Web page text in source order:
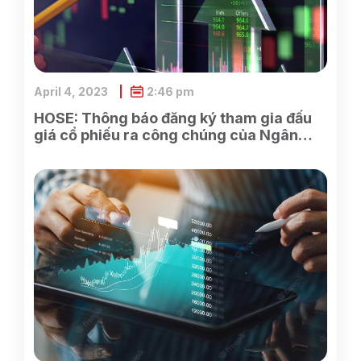
HOSE: Thông báo đăng ký tham gia đấu
giá cổ phiếu ra công chúng của Ngân
April 4, 2023 2:46 pm